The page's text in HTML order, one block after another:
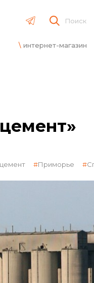
Поиск
интернет-магазин
Приморье